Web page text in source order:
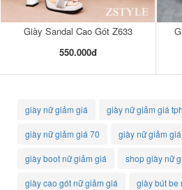
Giày Sandal Cao Gót Z633
550.000đ
giày nữ giảm giá giày nữ giảm giá
giày nữ giảm giá 70 giày nữ giảm
giày boot nữ giảm giá shop giày nữ
giày cao gót nữ giảm giá giày bút be